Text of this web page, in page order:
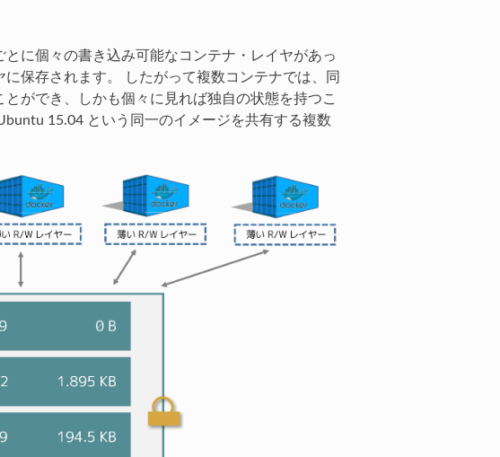
に個々の書き込み可能なコンテナ・レイヤがあっ
保存されます。 したがって複数コンテナでは、同
ができ、しかも個々に見れば独自の状態を持つこ
15.04 という同一のイメージを共有する複数